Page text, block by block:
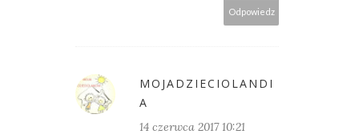
Odpowiedz
MOJADZIECIOLANDI
A
14 czerwca 2017 10:21